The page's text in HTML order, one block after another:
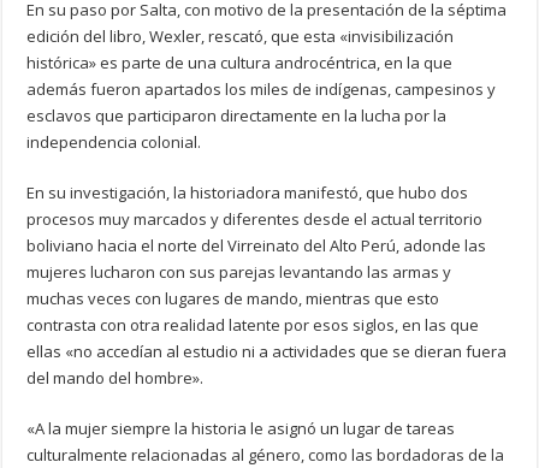
En su paso por Salta, con motivo de la presentación de la séptima
edición del libro, Wexler, rescató, que esta «invisibilización
histórica» es parte de una cultura androcéntrica, en la que
además fueron apartados los miles de indígenas, campesinos y
esclavos que participaron directamente en la lucha por la
independencia colonial.
En su investigación, la historiadora manifestó, que hubo dos
procesos muy marcados y diferentes desde el actual territorio
boliviano hacia el norte del Virreinato del Alto Perú, adonde las
mujeres lucharon con sus parejas levantando las armas y
muchas veces con lugares de mando, mientras que esto
contrasta con otra realidad latente por esos siglos, en las que
ellas «no accedían al estudio ni a actividades que se dieran fuera
del mando del hombre».
«A la mujer siempre la historia le asignó un lugar de tareas
culturalmente relacionadas al género, como las bordadoras de la